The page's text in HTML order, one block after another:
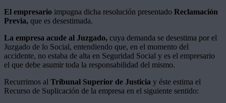
El empresario impugna dicha resolución presentado Reclamación
Previa, que es desestimada.
La empresa acude al Juzgado, cuya demanda se desestima por el
Juzgado de lo Social, entendiendo que, en el momento del
accidente, no estaba de alta en Seguridad Social y es el empresario
el que debe asumir toda la responsabilidad del mismo.
Recurrimos al Tribunal Superior de Justicia y éste estima el
Recurso de Suplicación de la empresa en el siguiente sentido: